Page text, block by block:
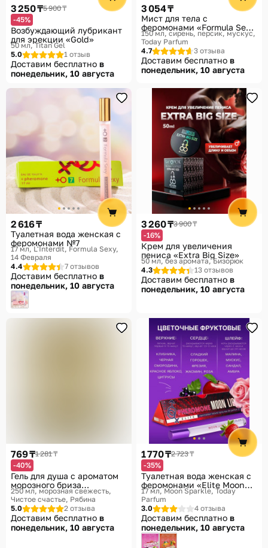
3 250 ₸5 900 ₸
-45%
Возбуждающий лубрикант
для эрекции «Gold»
50 мл Titan Gel
5.0
1 отзыв
Доставим бесплатно в
понедельник, 10 августа
3 054 ₸
Мист для тела с
феромонами «Formula Sexy
№3»
150 мл, сирень, персик, мускус
Today Parfum
4.7
3 отзыва
Доставим бесплатно в
понедельник, 10 августа
2 616 ₸
Туалетная вода женская с
феромонами №7
17 мл, L'Interdit Formula Sexy,
14 Февраля
4.4
7 отзывов
Доставим бесплатно в
понедельник, 10 августа
3 260 ₸3 900 ₸
-16%
Крем для увеличения
пениса «Extra Big Size»
50 мл, без аромата Бизорюк
4.3
13 отзывов
Доставим бесплатно в
понедельник, 10 августа
769 ₸1 281 ₸
-40%
Гель для душа с ароматом
морозного бриза
«Классному мужику»
250 мл, морозная свежесть
Чистое счастье, Рябина
5.0
2 отзыва
Доставим бесплатно в
понедельник, 10 августа
1 770 ₸2 723 ₸
-35%
Туалетная вода женская с
феромонами «Elite Moon
Light»
17 мл, Moon Sparkle Today
Parfum
3.0
4 отзыва
Доставим бесплатно в
понедельник, 10 августа